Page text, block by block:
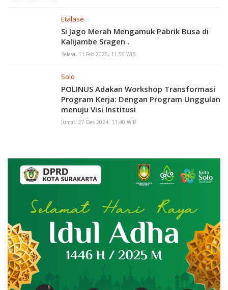
Etalase
Si Jago Merah Mengamuk Pabrik Busa di
Kalijambe Sragen .
Selasa, 11 Feb 2025, 11:56 WIB
Solo
POLINUS Adakan Workshop Transformasi
Program Kerja: Dengan Program Unggulan
menuju Visi Institusi
Jumat, 27 Des 2024, 11:40 WIB